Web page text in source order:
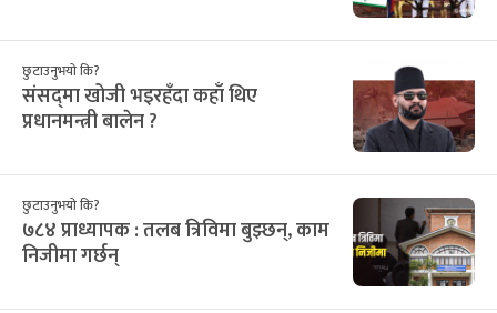
छुटाउनुभयो कि?
संसद्‌मा खोजी भइरहँदा कहाँ थिए
प्रधानमन्त्री बालेन ?
छुटाउनुभयो कि?
७८४ प्राध्यापक : तलब त्रिविमा बुझ्छन्, काम
निजीमा गर्छन्